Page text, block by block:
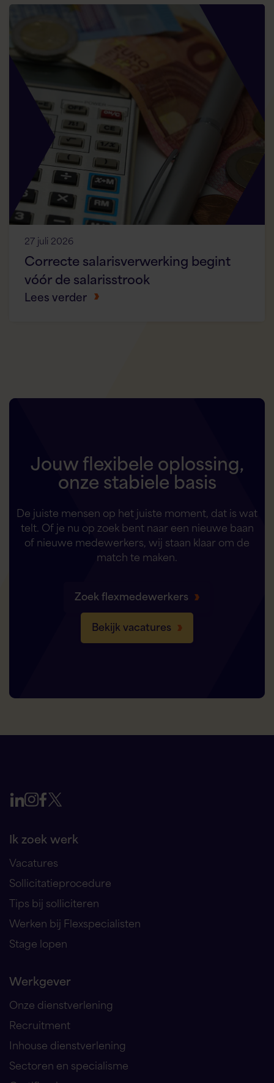
27 juli 2026
Correcte salarisverwerking begint
vóór de salarisstrook
Lees verder
Jouw flexibele oplossing,
onze stabiele basis
De juiste mensen op het juiste moment, dat is wat
telt. Of je nu op zoek bent naar een nieuwe baan
of nieuwe medewerkers, wij staan klaar om de
match te maken.
Zoek flexmedewerkers
Bekijk vacatures
Ik zoek werk
Vacatures
Sollicitatieprocedure
Tips bij solliciteren
Werken bij Flexspecialisten
Stage lopen
Werkgever
Onze dienstverlening
Recruitment
Inhouse dienstverlening
Sectoren en specialisme